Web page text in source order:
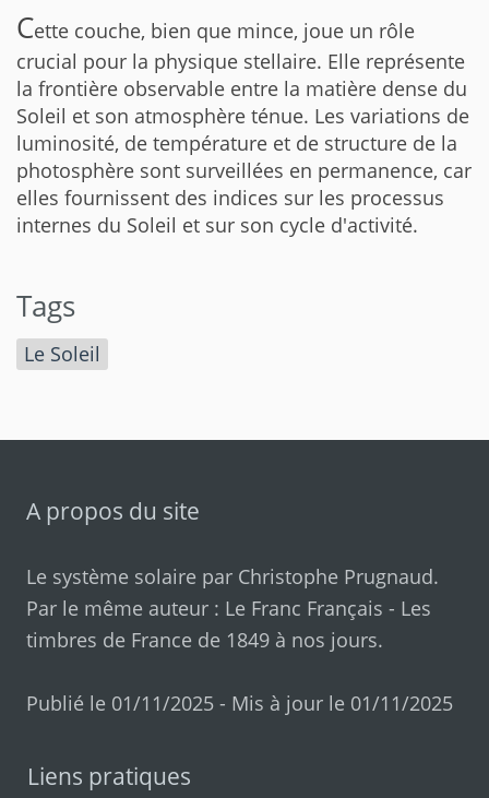
Cette couche, bien que mince, joue un rôle
crucial pour la physique stellaire. Elle représente
la frontière observable entre la matière dense du
Soleil et son atmosphère ténue. Les variations de
luminosité, de température et de structure de la
photosphère sont surveillées en permanence, car
elles fournissent des indices sur les processus
internes du Soleil et sur son cycle d'activité.
Tags
Le Soleil
A propos du site
Le système solaire par Christophe Prugnaud.
Par le même auteur : Le Franc Français - Les
timbres de France de 1849 à nos jours.
Publié le 01/11/2025 - Mis à jour le 01/11/2025
Liens pratiques